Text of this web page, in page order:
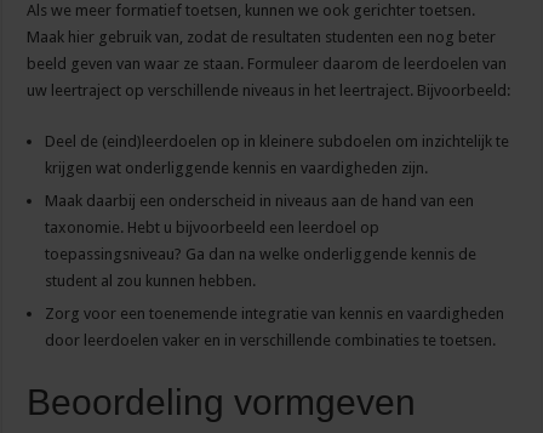
Als we meer formatief toetsen, kunnen we ook gerichter toetsen.
Maak hier gebruik van, zodat de resultaten studenten een nog beter
beeld geven van waar ze staan. Formuleer daarom de leerdoelen van
uw leertraject op verschillende niveaus in het leertraject. Bijvoorbeeld:
Deel de (eind)leerdoelen op in kleinere subdoelen om inzichtelijk te
krijgen wat onderliggende kennis en vaardigheden zijn.
Maak daarbij een onderscheid in niveaus aan de hand van een
taxonomie. Hebt u bijvoorbeeld een leerdoel op
toepassingsniveau? Ga dan na welke onderliggende kennis de
student al zou kunnen hebben.
Zorg voor een toenemende integratie van kennis en vaardigheden
door leerdoelen vaker en in verschillende combinaties te toetsen.
Beoordeling vormgeven